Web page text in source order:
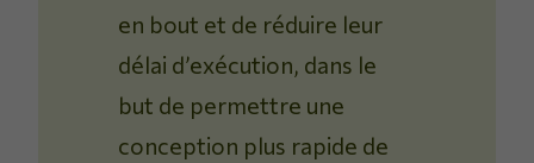
en bout et de réduire leur
délai d’exécution, dans le
but de permettre une
conception plus rapide de